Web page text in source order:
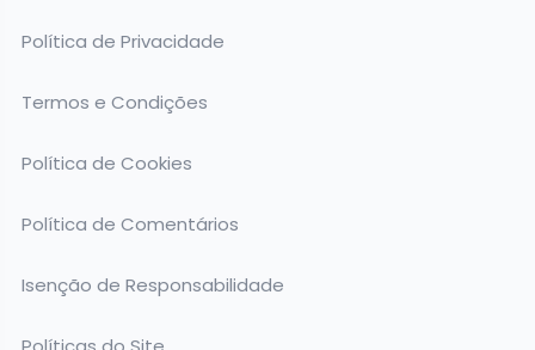
Política de Privacidade
Termos e Condições
Política de Cookies
Política de Comentários
Isenção de Responsabilidade